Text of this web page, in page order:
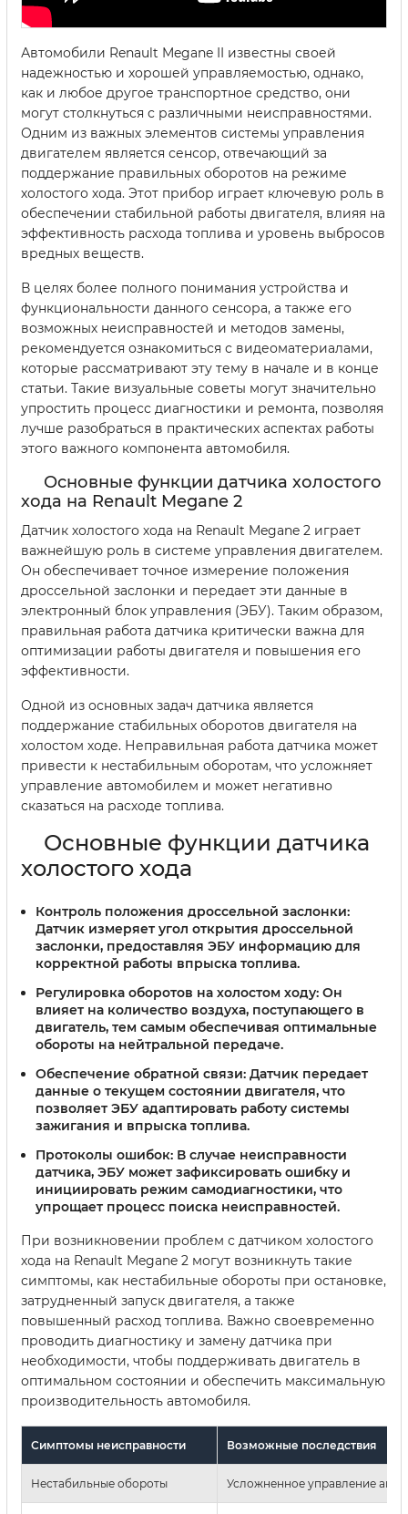
Автомобили Renault Megane II известны своей
надежностью и хорошей управляемостью, однако,
как и любое другое транспортное средство, они
могут столкнуться с различными неисправностями.
Одним из важных элементов системы управления
двигателем является сенсор, отвечающий за
поддержание правильных оборотов на режиме
холостого хода. Этот прибор играет ключевую роль в
обеспечении стабильной работы двигателя, влияя на
эффективность расхода топлива и уровень выбросов
вредных веществ.
В целях более полного понимания устройства и
функциональности данного сенсора, а также его
возможных неисправностей и методов замены,
рекомендуется ознакомиться с видеоматериалами,
которые рассматривают эту тему в начале и в конце
статьи. Такие визуальные советы могут значительно
упростить процесс диагностики и ремонта, позволяя
лучше разобраться в практических аспектах работы
этого важного компонента автомобиля.
Основные функции датчика холостого
хода на Renault Megane 2
Датчик холостого хода на Renault Megane 2 играет
важнейшую роль в системе управления двигателем.
Он обеспечивает точное измерение положения
дроссельной заслонки и передает эти данные в
электронный блок управления (ЭБУ). Таким образом,
правильная работа датчика критически важна для
оптимизации работы двигателя и повышения его
эффективности.
Одной из основных задач датчика является
поддержание стабильных оборотов двигателя на
холостом ходе. Неправильная работа датчика может
привести к нестабильным оборотам, что усложняет
управление автомобилем и может негативно
сказаться на расходе топлива.
Основные функции датчика
холостого хода
Контроль положения дроссельной заслонки:
Датчик измеряет угол открытия дроссельной
заслонки, предоставляя ЭБУ информацию для
корректной работы впрыска топлива.
Регулировка оборотов на холостом ходу: Он
влияет на количество воздуха, поступающего в
двигатель, тем самым обеспечивая оптимальные
обороты на нейтральной передаче.
Обеспечение обратной связи: Датчик передает
данные о текущем состоянии двигателя, что
позволяет ЭБУ адаптировать работу системы
зажигания и впрыска топлива.
Протоколы ошибок: В случае неисправности
датчика, ЭБУ может зафиксировать ошибку и
инициировать режим самодиагностики, что
упрощает процесс поиска неисправностей.
При возникновении проблем с датчиком холостого
хода на Renault Megane 2 могут возникнуть такие
симптомы, как нестабильные обороты при остановке,
затрудненный запуск двигателя, а также
повышенный расход топлива. Важно своевременно
проводить диагностику и замену датчика при
необходимости, чтобы поддерживать двигатель в
оптимальном состоянии и обеспечить максимальную
производительность автомобиля.
Симптомы неисправности Возможные последствия
Нестабильные обороты Усложненное управление